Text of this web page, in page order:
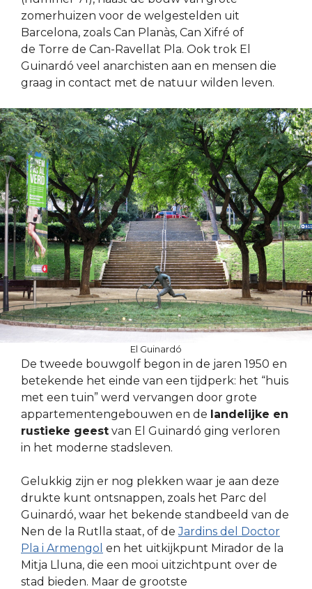
zomerhuizen voor de welgestelden uit
Barcelona, zoals Can Planàs, Can Xifré of
de Torre de Can-Ravellat Pla. Ook trok El
Guinardó veel anarchisten aan en mensen die
graag in contact met de natuur wilden leven.
El Guinardó
De tweede bouwgolf begon in de jaren 1950 en
betekende het einde van een tijdperk: het “huis
met een tuin” werd vervangen door grote
appartementengebouwen en de landelijke en
rustieke geest van El Guinardó ging verloren
in het moderne stadsleven.
Gelukkig zijn er nog plekken waar je aan deze
drukte kunt ontsnappen, zoals het Parc del
Guinardó, waar het bekende standbeeld van de
Nen de la Rutlla staat, of deJardins del Doctor
Pla i Armengol en het uitkijkpunt Mirador de la
Mitja Lluna, die een mooi uitzichtpunt over de
stad bieden. Maar de grootste